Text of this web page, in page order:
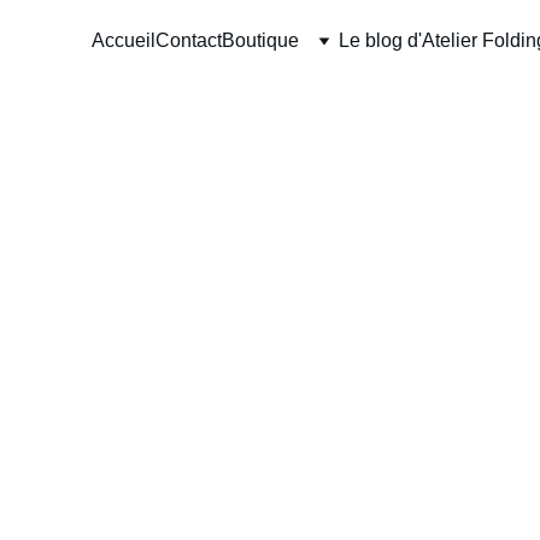
Accueil ContactBoutique Le blog d'Atelier